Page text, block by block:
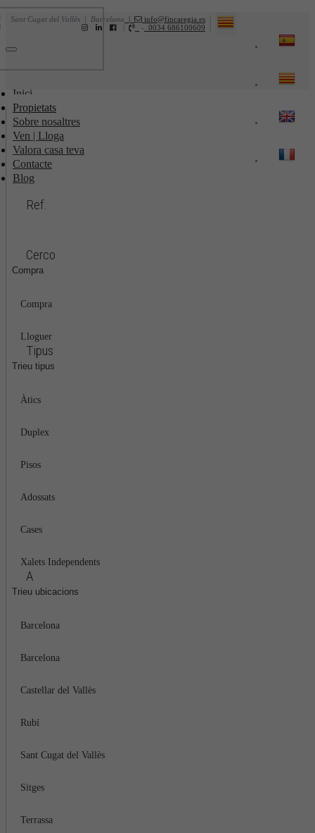
| info@fincaregia.es
Sant Cugat del Vallès | Barcelona
0034 686100609
-
Toggle
Inici
Propietats
Sobre nosaltres
Ven | Lloga
Valora casa teva
Contacte
Blog
Ref.
Cerco
Compra
Compra
Lloguer
Tipus
Trieu tipus
Àtics
Duplex
Pisos
Adossats
Cases
Xalets Independents
A
Trieu ubicacions
Barcelona
Barcelona
Castellar del Vallès
Rubí
Sant Cugat del Vallès
Sitges
Terrassa